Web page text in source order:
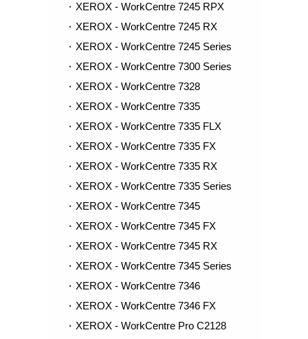
XEROX - WorkCentre 7245 RPX
XEROX - WorkCentre 7245 RX
XEROX - WorkCentre 7245 Series
XEROX - WorkCentre 7300 Series
XEROX - WorkCentre 7328
XEROX - WorkCentre 7335
XEROX - WorkCentre 7335 FLX
XEROX - WorkCentre 7335 FX
XEROX - WorkCentre 7335 RX
XEROX - WorkCentre 7335 Series
XEROX - WorkCentre 7345
XEROX - WorkCentre 7345 FX
XEROX - WorkCentre 7345 RX
XEROX - WorkCentre 7345 Series
XEROX - WorkCentre 7346
XEROX - WorkCentre 7346 FX
XEROX - WorkCentre Pro C2128